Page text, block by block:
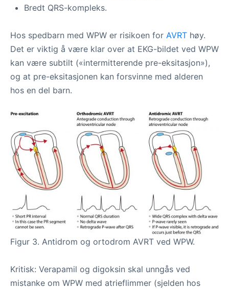
Bredt QRS-kompleks.
Hos spedbarn med WPW er risikoen for AVRT høy.
Det er viktig å være klar over at EKG-bildet ved WPW
kan være subtilt («intermitterende pre-eksitasjon»),
og at pre-eksitasjonen kan forsvinne med alderen
hos en del barn.
Figur 3. Antidrom og ortodrom AVRT ved WPW.
Kritisk: Verapamil og digoksin skal unngås ved
mistanke om WPW med atrieflimmer (sjelden hos